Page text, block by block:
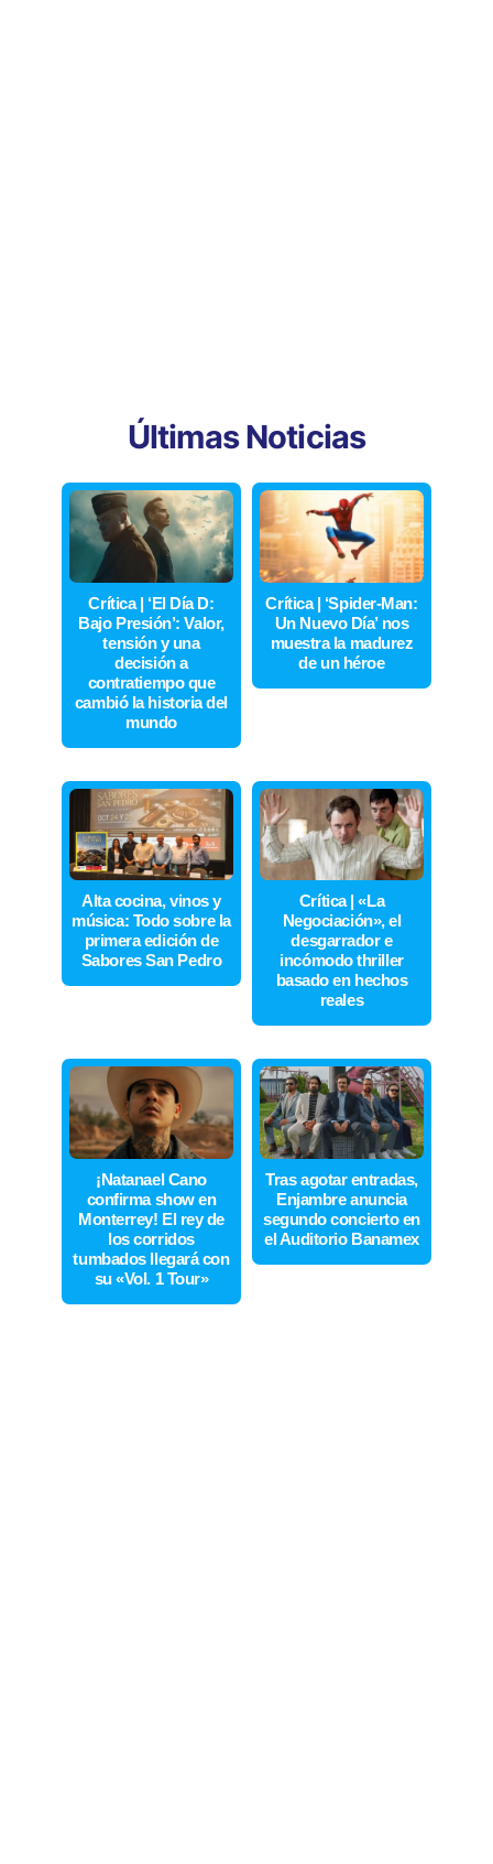
Últimas Noticias
Crítica | ‘El Día D:
Bajo Presión’: Valor,
tensión y una
decisión a
contratiempo que
cambió la historia del
mundo
Crítica | ‘Spider-Man:
Un Nuevo Día’ nos
muestra la madurez
de un héroe
Alta cocina, vinos y
música: Todo sobre la
primera edición de
Sabores San Pedro
Crítica | «La
Negociación», el
desgarrador e
incómodo thriller
basado en hechos
reales
¡Natanael Cano
confirma show en
Monterrey! El rey de
los corridos
tumbados llegará con
su «Vol. 1 Tour»
Tras agotar entradas,
Enjambre anuncia
segundo concierto en
el Auditorio Banamex